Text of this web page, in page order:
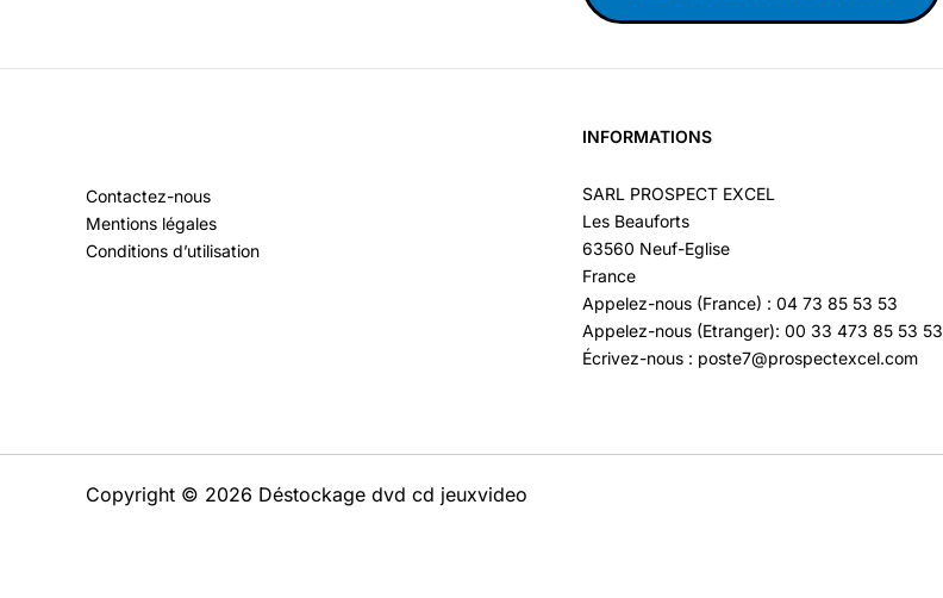
Contactez-nous
Mentions légales
Conditions d’utilisation
INFORMATIONS
SARL PROSPECT EXCEL
Les Beauforts
63560 Neuf-Eglise
France
Appelez-nous (France) : 04 73 85 53 53
Appelez-nous (Etranger): 00 33 473 85 53 53
Écrivez-nous : poste7@prospectexcel.com
Copyright © 2026 Déstockage dvd cd jeuxvideo